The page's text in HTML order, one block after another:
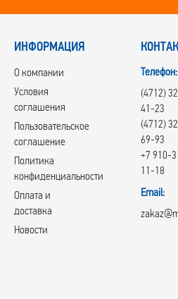
ИНФОРМАЦИЯ
О компании
Условия
соглашения
Пользовательское
соглашение
Политика
конфиденциальности
Оплата и
доставка
Новости
Телефон:
(4712)
41-23
(4712)
69-93
+7 910-
11-18
Email: